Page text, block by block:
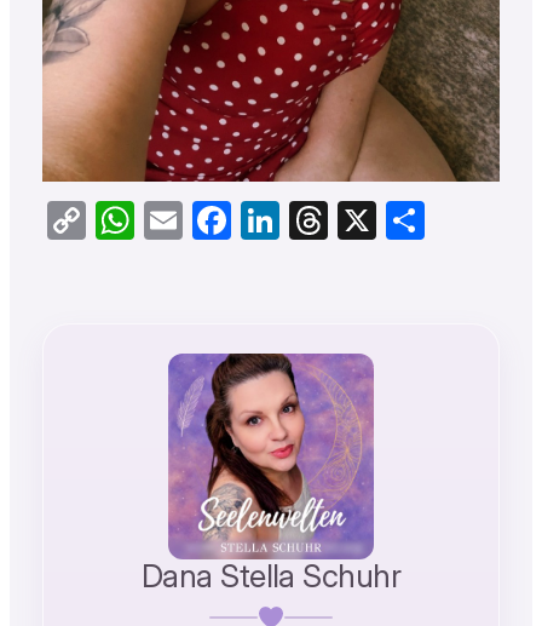
CopyWhatsApp
EmailFacebook
LinkedIn
Threads
X Teilen
Dana Stella Schuhr